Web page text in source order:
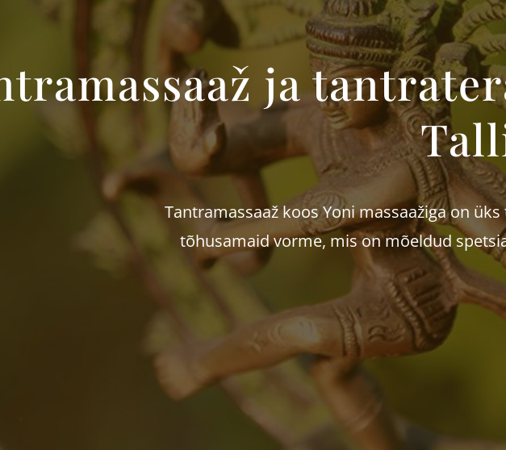
ja
Tantramassaaž koos Yoni massaažiga on
tõhusamaid vorme, mis on mõeldud